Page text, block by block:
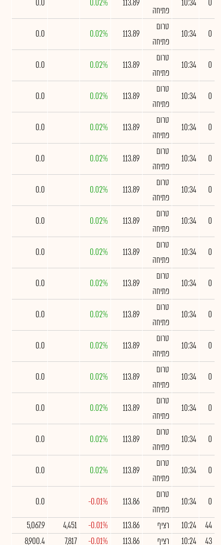
0
10:34
פתיחה
113.89
0.02%
0.0
0
10:34
טרום
פתיחה
113.89
0.02%
0.0
0
10:34
טרום
פתיחה
113.89
0.02%
0.0
0
10:34
טרום
פתיחה
113.89
0.02%
0.0
0
10:34
טרום
פתיחה
113.89
0.02%
0.0
0
10:34
טרום
פתיחה
113.89
0.02%
0.0
0
10:34
טרום
פתיחה
113.89
0.02%
0.0
0
10:34
טרום
פתיחה
113.89
0.02%
0.0
0
10:34
טרום
פתיחה
113.89
0.02%
0.0
0
10:34
טרום
פתיחה
113.89
0.02%
0.0
0
10:34
טרום
פתיחה
113.89
0.02%
0.0
0
10:34
טרום
פתיחה
113.89
0.02%
0.0
0
10:34
טרום
פתיחה
113.89
0.02%
0.0
0
10:34
טרום
פתיחה
113.89
0.02%
0.0
0
10:34
טרום
פתיחה
113.89
0.02%
0.0
0
10:34
טרום
פתיחה
113.89
0.02%
0.0
0
10:34
טרום
פתיחה
113.86
-0.01%
0.0
44
10:24 רציף 113.86
-0.01%
4,451
5,067.9
43
10:24 רציף 113.86
-0.01%
7,817
8,900.4